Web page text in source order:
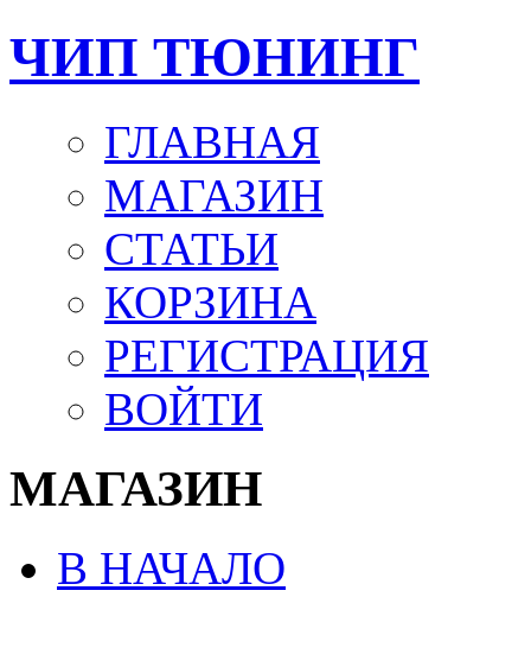
ЧИП ТЮНИНГ
ГЛАВНАЯ
МАГАЗИН
СТАТЬИ
КОРЗИНА
РЕГИСТРАЦИЯ
ВОЙТИ
МАГАЗИН
В НАЧАЛО